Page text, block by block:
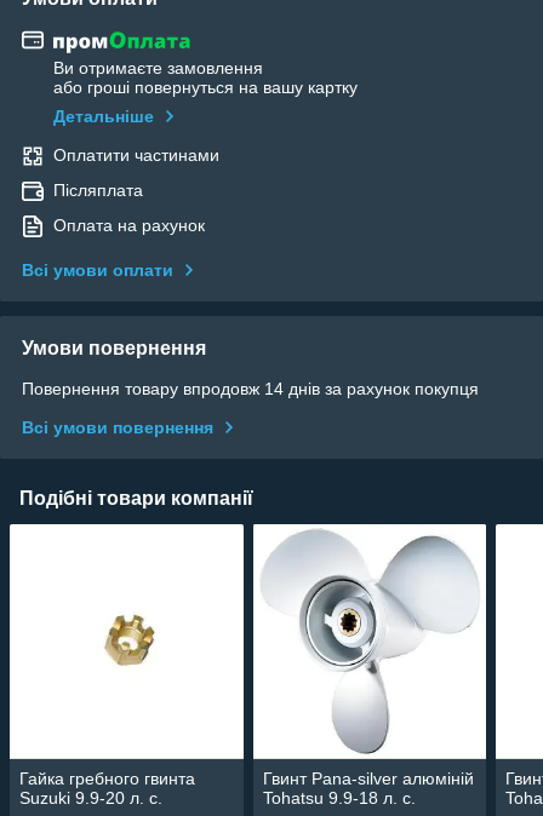
Ви отримаєте замовлення
або гроші повернуться на вашу картку
Детальніше
Оплатити частинами
Післяплата
Оплата на рахунок
Всі умови оплати
Умови повернення
Повернення товару впродовж 14 днів за рахунок покупця
Всі умови повернення
Подібні товари компанії
Гайка гребного гвинта
Suzuki 9.9-20 л. с.
Гвинт Pana-silver алюміній
Tohatsu 9.9-18 л. с.